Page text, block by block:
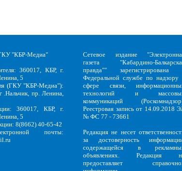
"КБР-Медиа"
360017, КБР, г.
5
(ГКУ "КБР-Медиа"):
.Нальчик, пр. Ленина,
360017, КБР, г.
5
8(8662) 40-65-42
почты:
Сетевое издание
газета "Кабардино-
правда"" зарегистрирована
Федеральной службе по надзору
сфере связи,
технологий и
коммуникаций
Реестровая запись от 14.09.2018
№ ФС 77 - 73661
Редакция не несет
за достоверность
содержащейся в
объявлениях. Редакция
предоставляет